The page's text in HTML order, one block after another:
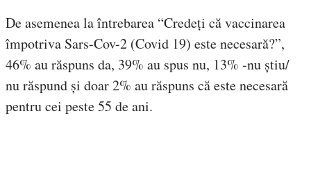
De asemenea la întrebarea “Credeți că vaccinarea
împotriva Sars-Cov-2 (Covid 19) este necesară?”,
46% au răspuns da, 39% au spus nu, 13% -nu știu/
nu răspund și doar 2% au răspuns că este necesară
pentru cei peste 55 de ani.